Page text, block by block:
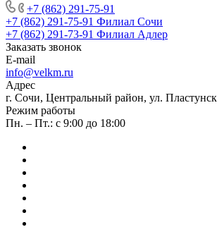
+7 (862) 291-75-91
+7 (862) 291-75-91 Филиал Сочи
+7 (862) 291-73-91 Филиал Адлер
Заказать звонок
E-mail
info@velkm.ru
Адрес
г. Сочи, Центральный район, ул.
Режим работы
Пн. – Пт.: с 9:00 до 18:00